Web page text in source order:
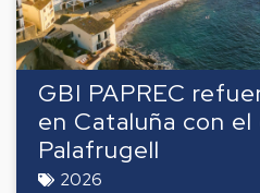
GBI PAPREC
en Cataluña con
Palafrugell
2026